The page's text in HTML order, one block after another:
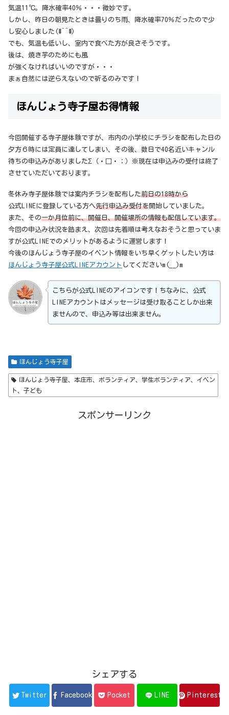
気温11℃。降水確率40％・・・微妙です。
しかし、昨日の朝見たときは曇りのち雨、降水確率70％だったので少
し安心しました(#^^#)
でも、気温も低いし、室内で食べた方が良さそうです。
後は、焼き芋のためにも風
が強くなければいいのですが・・・
まぁ自然には逆らえないので祈るのみです！
ほんじょう寺子屋お得情報
今回開催する寺子屋体験ですが、市内の小学校にチラシを配布した日の
夕方６時には定員に達してしまい、その後、数日で40名近いキャンル
待ちの申込みがありましたΣ（・□・；）※現在は申込みの受付は終了
させていただいております。
冬休み寺子屋体験では案内チラシを配布した前日の18時から
公式LINEに登録している方へ先行申込み受付を開始していました。
また、その一か月位前に、開催日、開催場所の情報も配信しています。
今回の申込み状況を踏まえ、次回は先着順は考えなおそうと思っていま
すが公式LINEでのメリットがあるように運営します！
今後のほんじょう寺子屋のイベント情報をいち早くゲットしたい方は
ほんじょう寺子屋公式LINEアカウント してくださいm(__)m
こちらが公式LINEのアイコンです！ちなみに、公式
LINEアカウントはメッセージは受け取ることしか出来
ませんので、申込み等は出来ません。
ほんじょう寺子屋
ほんじょう寺子屋、本庄市、ボランティア、学生ボランティア、イベン
ト、子ども
スポンサーリンク
シェアする
Twitter Facebook Pocket LINE Pinterest